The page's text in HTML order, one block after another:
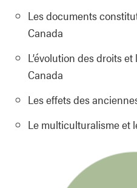
Les documents
Canada
L’évolution des droits
Canada
Les effets des
Le multiculturalisme et